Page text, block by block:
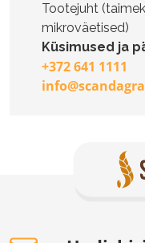
Tootejuht
mikroväetised)
Küsimused ja
+372 641 1111